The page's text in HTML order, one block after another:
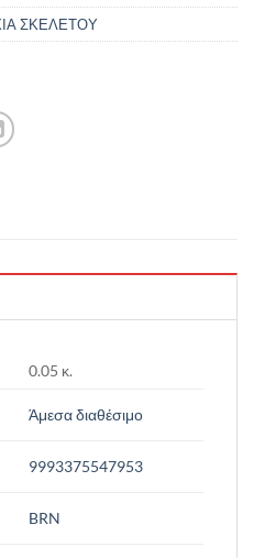
ΣΚΕΛΕΤΟΥ
0.05 κ.
Άμεσα διαθέσιμο
9993375547953
BRN